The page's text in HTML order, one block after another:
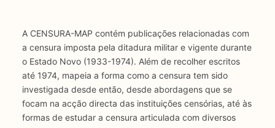
A CENSURA-MAP contém publicações relacionadas com
a censura imposta pela ditadura militar e vigente durante
o Estado Novo (1933-1974). Além de recolher escritos
até 1974, mapeia a forma como a censura tem sido
investigada desde então, desde abordagens que se
focam na acção directa das instituições censórias, até às
formas de estudar a censura articulada com diversos